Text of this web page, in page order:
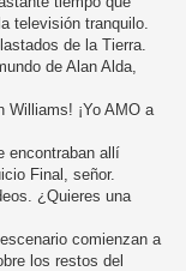
televisión tranquilo.
de la Tierra.
de Alan Alda,
Williams! ¡Yo AMO a
encontraban allí
Final, señor.
¿Quieres una
comienzan a
los restos del